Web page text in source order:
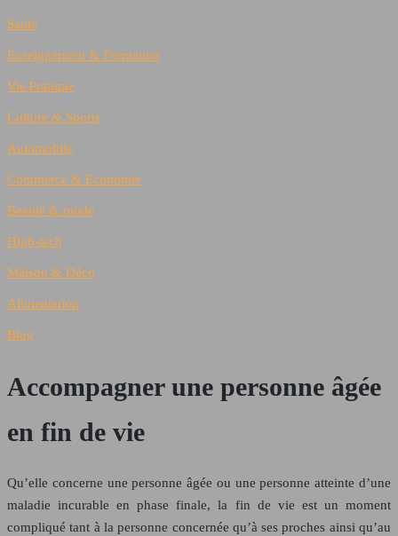
Santé
Enseignement & Formation
Vie Pratique
Culture & Sports
Automobile
Commerce & Economie
Beauté & mode
High-tech
Maison & Déco
Alimentation
Blog
Accompagner une personne âgée
en fin de vie
Qu’elle concerne une personne âgée ou une personne atteinte d’une
maladie incurable en phase finale, la fin de vie est un moment
compliqué tant à la personne concernée qu’à ses proches ainsi qu’au